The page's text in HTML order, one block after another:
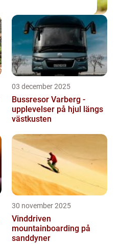
03 december 2025
Bussresor Varberg -
upplevelser på hjul längs
västkusten
30 november 2025
Vinddriven
mountainboarding på
sanddyner